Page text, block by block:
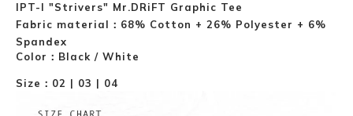
IPT-I "Strivers" Mr.DRiFT Graphic Tee
Fabric material： 68% Cotton + 26% Polyester + 6%
Spandex
Color：Black / White
Size：02 | 03 | 04